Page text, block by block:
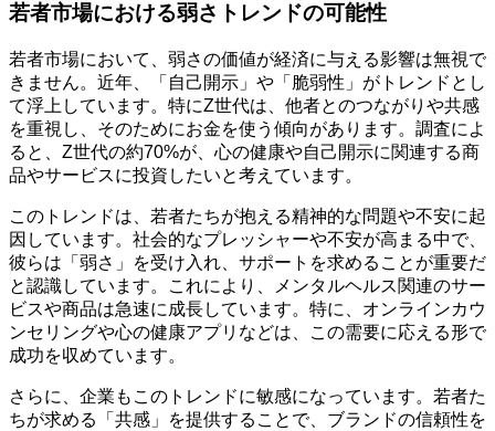
若者市場における弱さトレンドの可能性
若者市場において、弱さの価値が経済に与える影響は無視で
きません。近年、「自己開示」や「脆弱性」がトレンドとし
て浮上しています。特にZ世代は、他者とのつながりや共感
を重視し、そのためにお金を使う傾向があります。調査によ
ると、Z世代の約70%が、心の健康や自己開示に関連する商
品やサービスに投資したいと考えています。
このトレンドは、若者たちが抱える精神的な問題や不安に起
因しています。社会的なプレッシャーや不安が高まる中で、
彼らは「弱さ」を受け入れ、サポートを求めることが重要だ
と認識しています。これにより、メンタルヘルス関連のサー
ビスや商品は急速に成長しています。特に、オンラインカウ
ンセリングや心の健康アプリなどは、この需要に応える形で
成功を収めています。
さらに、企業もこのトレンドに敏感になっています。若者た
ちが求める「共感」を提供することで、ブランドの信頼性を